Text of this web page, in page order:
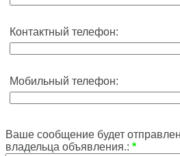
Контактный телефон:
Мобильный телефон:
Ваше сообщение будет
владельца объявления.: *